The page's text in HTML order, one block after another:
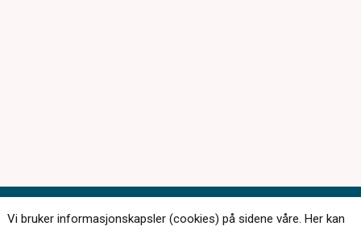
Vi bruker informasjonskapsler (cookies) på sidene våre. Her kan